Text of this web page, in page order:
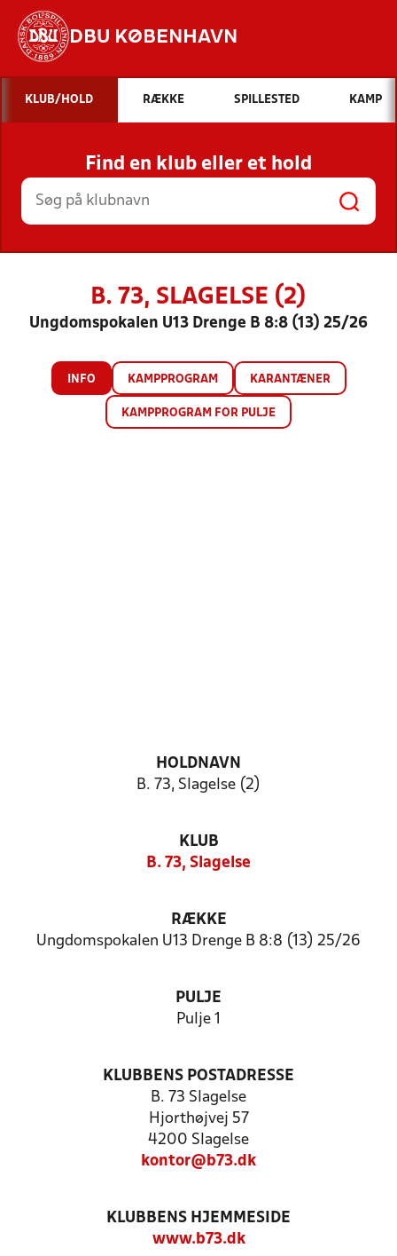
DBU KØBENHAVN
Hvad vil du søge efter?
INDHOLD OG NYHEDER
STILLINGER, RESULTATER, KLUBBER OG
HOLD
KLUB/HOLD RÆKKE SPILLESTED KAMP
Find en klub eller et hold
B. 73, SLAGELSE (2)
Ungdomspokalen U13 Drenge B 8:8 (13) 25/26
INFO KAMPPROGRAM KARANTÆNER
KAMPPROGRAM FOR PULJE
HOLDNAVN
B. 73, Slagelse (2)
KLUB
B. 73, Slagelse
RÆKKE
Ungdomspokalen U13 Drenge B 8:8 (13) 25/26
PULJE
Pulje 1
KLUBBENS POSTADRESSE
B. 73 Slagelse
Hjorthøjvej 57
4200 Slagelse
kontor@b73.dk
KLUBBENS HJEMMESIDE
www.b73.dk